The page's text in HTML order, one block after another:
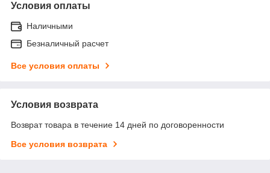
Условия оплаты
Наличными
Безналичный расчет
Все условия оплаты
Условия возврата
Возврат товара в течение 14 дней по договоренности
Все условия возврата